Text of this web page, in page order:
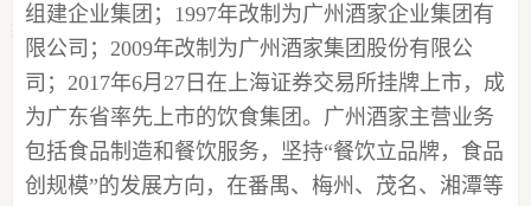
组建企业集团 ； 1997年改制为广州酒家企业集团有
限公司；2009年改制为广州酒家集团股份有限公
司；2017年6月 27日在上海证券交易所挂牌上市，成
为广东省率先 上市的饮食集团。广州酒家主营业务
包括食品制造和餐饮服务 ， 坚持“餐饮立品牌，食品
创规模”的发展方向， 在番禺、梅州、茂名、湘潭等